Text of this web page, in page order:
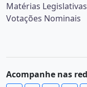
Matérias Legislativas
Votações Nominais
Acompanhe nas